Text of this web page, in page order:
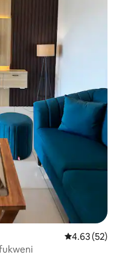
Ukadiriaji wa
4.63 (52)